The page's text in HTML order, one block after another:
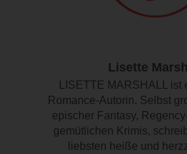
Lisette
LISETTE MARSHALL ist
Romance-Autorin. Selbst
epischer Fantasy,
gemütlichen Krimis,
liebsten heiße und